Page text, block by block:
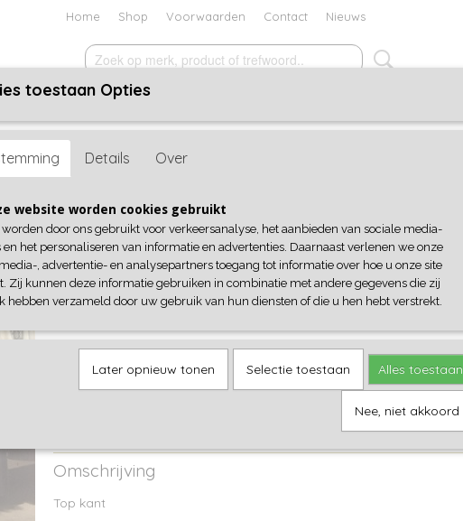
Home Shop Voorwaarden Contact Nieuws
Top kant
€ 19,95 (inclusief btw 21%)
kleur Aantal
IN WINKELWAGEN
EAN code
Omschrijving
Top kant
toestaan Opties
Details Over
website worden cookies gebruikt
worden door ons gebruikt voor verkeersanalyse, het aanbieden van sociale media-
en het personaliseren van informatie en advertenties. Daarnaast verlenen we onze
, advertentie- en analysepartners toegang tot informatie over hoe u onze site
Zij kunnen deze informatie gebruiken in combinatie met andere gegevens die zij
hebben verzameld door uw gebruik van hun diensten of die u hen hebt verstrekt.
Later opnieuw tonen Selectie toestaan Alles toestaan
Nee, niet akkoord